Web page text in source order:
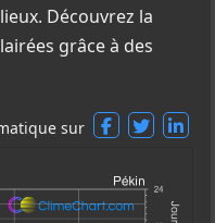
Découvrez la
grâce à des
sur